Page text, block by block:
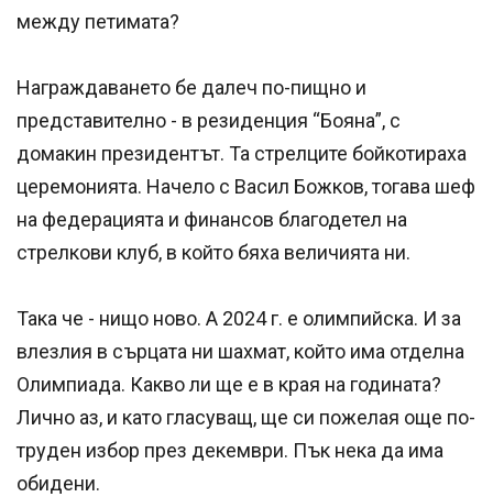
между петимата?
Награждаването бе далеч по-пищно и
представително - в резиденция “Бояна”, с
домакин президентът. Та стрелците бойкотираха
церемонията. Начело с Васил Божков, тогава шеф
на федерацията и финансов благодетел на
стрелкови клуб, в който бяха величията ни.
Така че - нищо ново. А 2024 г. е олимпийска. И за
влезлия в сърцата ни шахмат, който има отделна
Олимпиада. Какво ли ще е в края на годината?
Лично аз, и като гласуващ, ще си пожелая още по-
труден избор през декември. Пък нека да има
обидени.